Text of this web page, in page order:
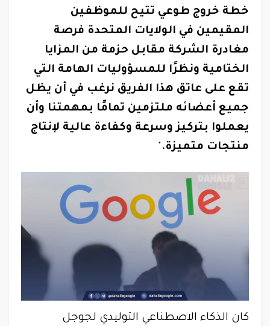
خطة خروج طوعي تتيح للموظفين
المقيمين في الولايات المتحدة فرصة
مغادرة الشركة مقابل حزمة من المزايا
الختامية ونظرًا للمسؤوليات الهامة التي
تقع على عاتق هذا الفريق نرغب في أن يظل
جميع أعضائه ملتزمين تمامًا بمهمتنا وأن
يعملوا بتركيز وسرعة وكفاءة عالية لإنتاج
منتجات متميزة. "
كان الذكاء الاصطناعي التوليدي لجوجل